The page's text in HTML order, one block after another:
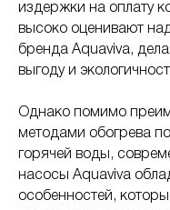
издержки на оплату
высоко оценивают
бренда Aquaviva,
выгоду и
Однако помимо
методами обогрева
горячей воды,
насосы Aquaviva
особенностей,